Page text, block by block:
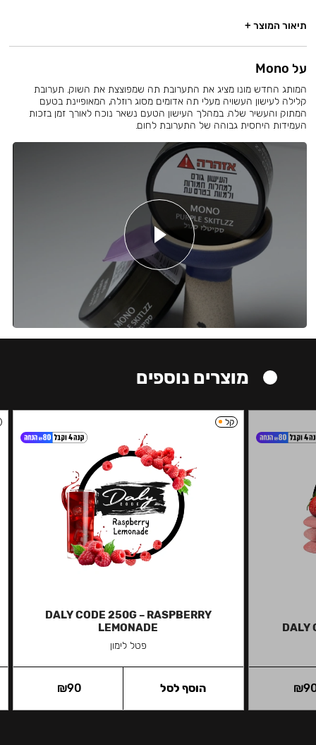
תיאור המוצר +
על Mono
המותג החדש מונו מציג את התערובת תה שמפוצצת את השוק. תערובת
קלילה לעישון העשויה מעלי תה אדומים מסוג רוזלה, המאופיינת בטעם
המתוק והעשיר שלה. במהלך העישון הטעם נשאר נוכח לאורך זמן בזכות
העמידות היחסית גבוהה של התערובת לחום.
מוצרים נוספים
DALY
₪
קל
DALY CODE 250G – RASPBERRY
LEMONADE
פטל לימון
₪90 הוסף לסל